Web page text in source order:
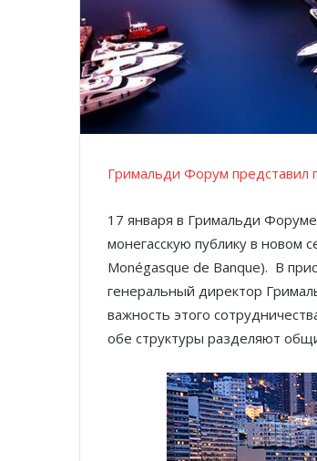
Гримальди Форум представил
17 января в Гримальди
монегасскую публику в новом
Monégasque de Banque). В
генеральный директор
важность этого
обе структуры разделяют